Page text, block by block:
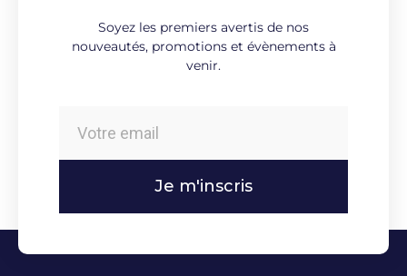
Soyez les premiers avertis de nos
nouveautés, promotions et évènements à
venir.
Je m'inscris